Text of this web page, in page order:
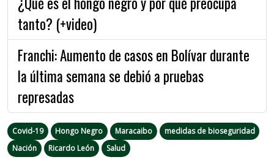
tanto? (+video)
Franchi: Aumento de casos en Bolívar durante
la última semana se debió a pruebas
represadas
Covid-19 Hongo Negro Maracaibo
medidas de bioseguridad
Nación
Ricardo León Salud